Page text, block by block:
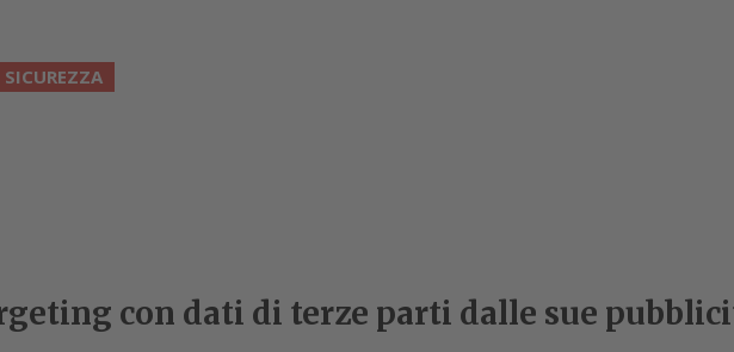
SICUREZZA
con dati di terze parti dalle sue